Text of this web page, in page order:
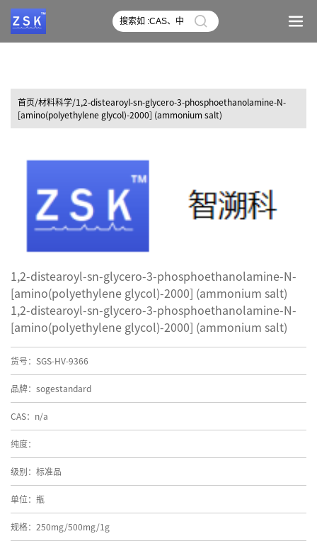
首页/材料科学/1,2-distearoyl-sn-glycero-3-phosphoethanolamine-N-
[amino(polyethylene glycol)-2000] (ammonium salt)
1,2-distearoyl-sn-glycero-3-phosphoethanolamine-N-
[amino(polyethylene glycol)-2000] (ammonium salt)
1,2-distearoyl-sn-glycero-3-phosphoethanolamine-N-
[amino(polyethylene glycol)-2000] (ammonium salt)
货号：SGS-HV-9366
品牌：sogestandard
CAS：n/a
纯度：
级别：标准品
单位：瓶
规格：250mg/500mg/1g